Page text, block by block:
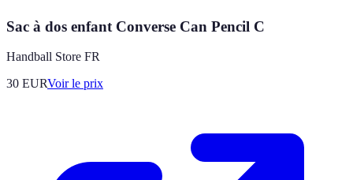
Sac à dos enfant Converse Can Pencil C
Handball Store FR
30 EURVoir le prix